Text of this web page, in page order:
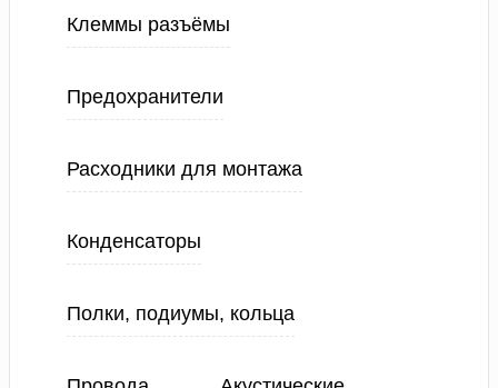
Клеммы разъёмы
Предохранители
Расходники для монтажа
Конденсаторы
Полки, подиумы, кольца